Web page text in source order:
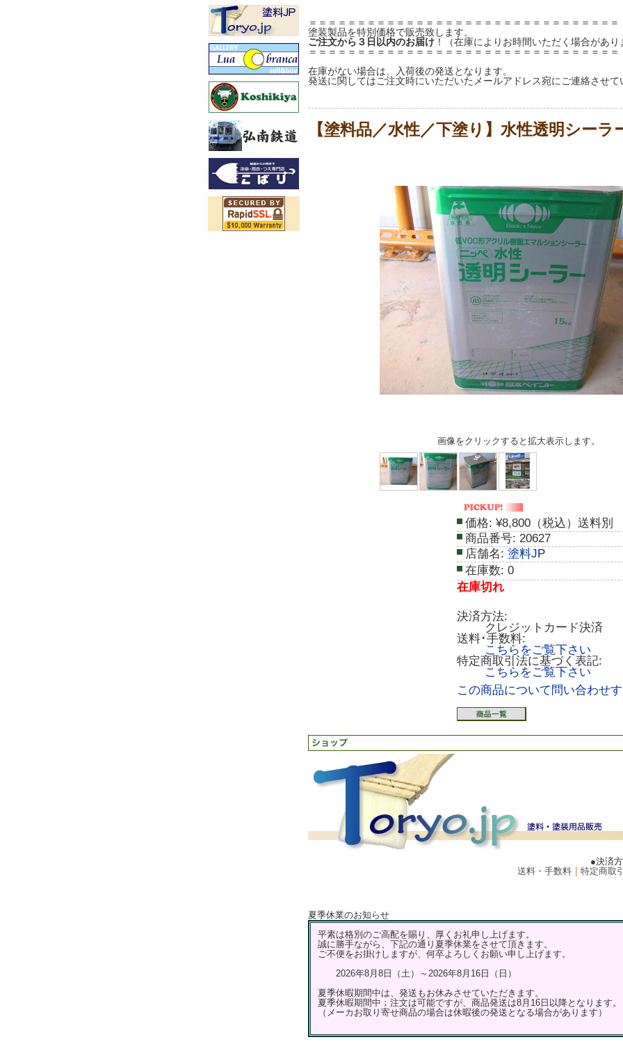
＝＝＝＝＝＝＝＝＝＝＝＝＝＝＝＝＝＝＝＝＝＝＝＝＝＝＝＝＝＝＝＝
塗装製品を特別価格で販売致します。
ご注文から３日以内のお届け！（在庫によりお時間いただく場合があり
＝＝＝＝＝＝＝＝＝＝＝＝＝＝＝＝＝＝＝＝＝＝＝＝＝＝＝＝＝＝＝＝
在庫がない場合は、入荷後の発送となります。
発送に関してはご注文時にいただいたメールアドレス宛にご連絡させて
【塗料品／水性／下塗り】水性透明シー
画像をクリックすると拡大表示します。
価格: ¥8,800（税込）送料別
商品番号: 20627
店舗名: 塗料JP
在庫数: 0
在庫切れ
決済方法:
クレジットカード決済
送料･手数料:
こちらをご覧下さい
特定商取引法に基づく表記:
こちらをご覧下さい
この商品について問い合わせ
●決済
送料・手数料｜ 特定商取
夏季休業のお知らせ
平素は格別のご高配を賜り、厚くお礼申し上げます。
誠に勝手ながら、下記の通り夏季休業をさせて頂きます。
ご不便をお掛けしますが、何卒よろしくお願い申し上げます。
2026年8月8日（土）～2026年8月16日（日）
夏季休暇期間中は、発送もお休みさせていただきます。
夏季休暇期間中：注文は可能ですが、商品発送は8月16日以降となります。
（メーカお取り寄せ商品の場合は休暇後の発送となる場合があります）